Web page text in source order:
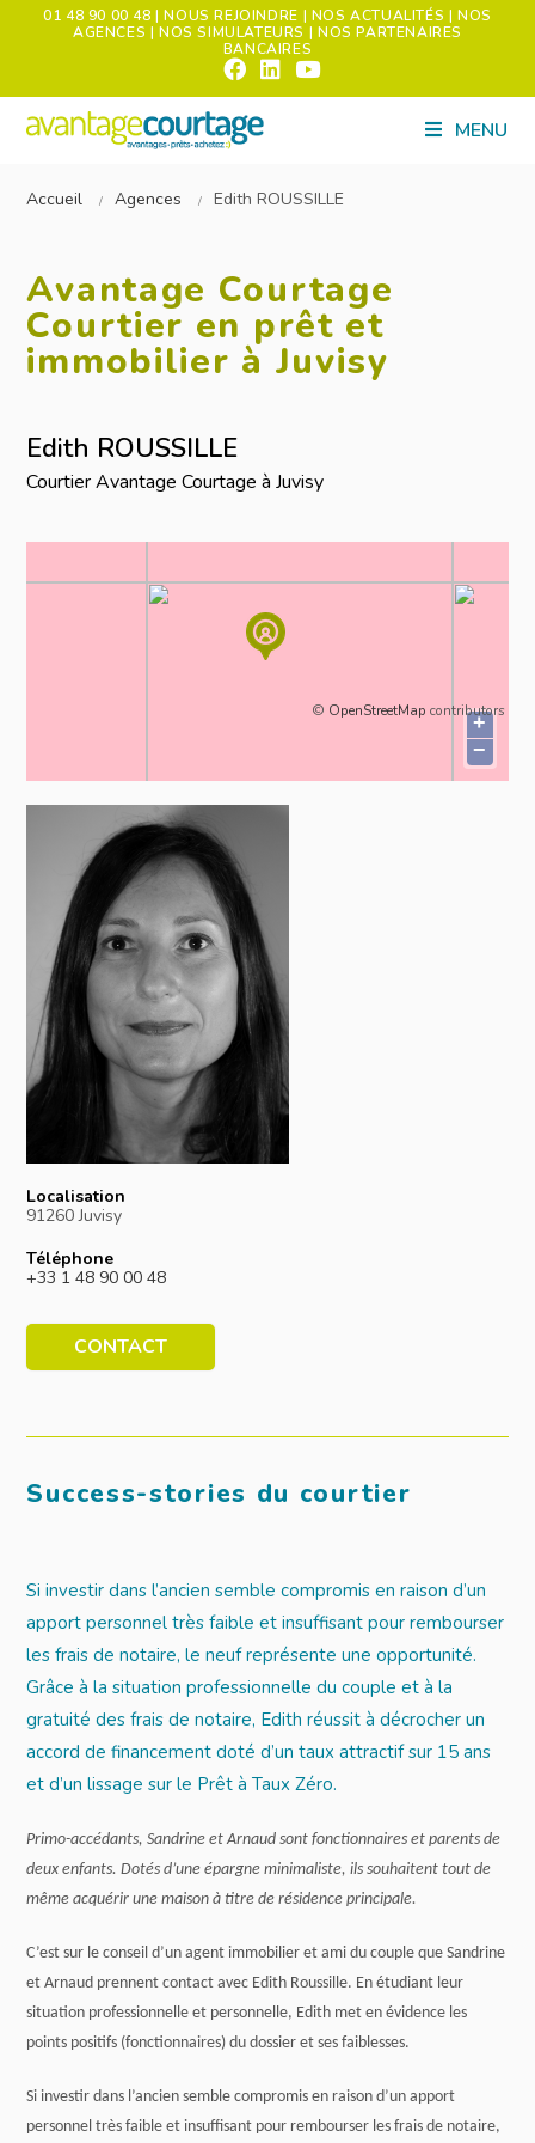
01 48 90 00 48 | NOUS REJOINDRE | NOS ACTUALITÉS | NOS
AGENCES | NOS SIMULATEURS | NOS PARTENAIRES
BANCAIRES
MENU
Accueil Agences Edith ROUSSILLE
Avantage Courtage
Courtier en prêt et
immobilier à Juvisy
Edith ROUSSILLE
Courtier Avantage Courtage à Juvisy
+
−
© OpenStreetMap contributors
Localisation
91260 Juvisy
Téléphone
+33 1 48 90 00 48
CONTACT
Success-stories du courtier
Si investir dans l’ancien semble compromis en raison d’un
apport personnel très faible et insuffisant pour rembourser
les frais de notaire, le neuf représente une opportunité.
Grâce à la situation professionnelle du couple et à la
gratuité des frais de notaire, Edith réussit à décrocher un
accord de financement doté d’un taux attractif sur 15 ans
et d’un lissage sur le Prêt à Taux Zéro.
Primo-accédants, Sandrine et Arnaud sont fonctionnaires et parents de
deux enfants. Dotés d’une épargne minimaliste, ils souhaitent tout de
même acquérir une maison à titre de résidence principale.
C’est sur le conseil d’un agent immobilier et ami du couple que Sandrine
et Arnaud prennent contact avec Edith Roussille. En étudiant leur
situation professionnelle et personnelle, Edith met en évidence les
points positifs (fonctionnaires) du dossier et ses faiblesses.
Si investir dans l’ancien semble compromis en raison d’un apport
personnel très faible et insuffisant pour rembourser les frais de notaire,